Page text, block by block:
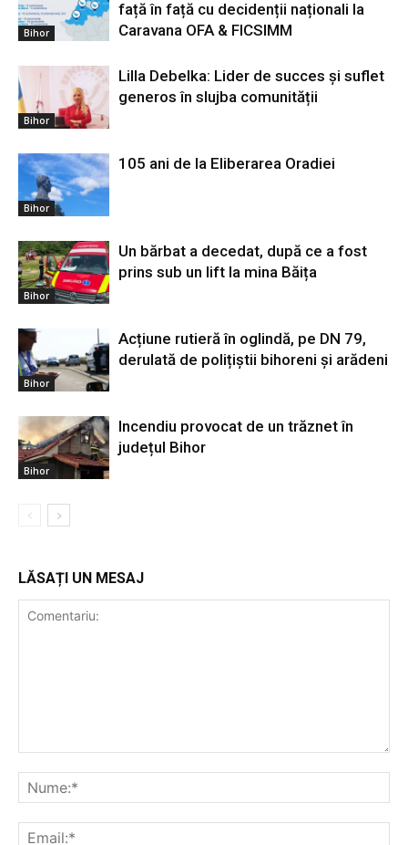
Bihor
față în față cu decidenții naționali la
Caravana OFA & FICSIMM
Bihor
Lilla Debelka: Lider de succes și suflet
generos în slujba comunității
Bihor
105 ani de la Eliberarea Oradiei
Bihor
Un bărbat a decedat, după ce a fost
prins sub un lift la mina Băița
Bihor
Acțiune rutieră în oglindă, pe DN 79,
derulată de polițiștii bihoreni și arădeni
Bihor
Incendiu provocat de un trăznet în
județul Bihor
LĂSAȚI UN MESAJ